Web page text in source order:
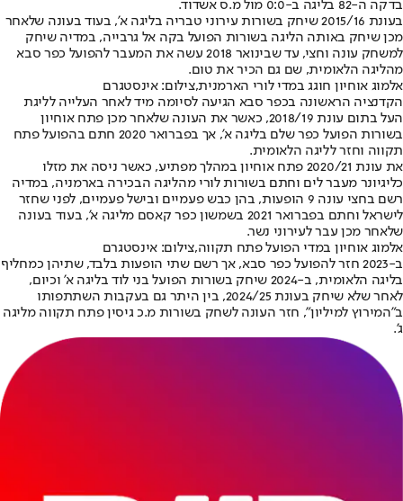
בדקה ה-82 בליגה ב-0:0 מול מ.ס אשדוד.
בעונת 2015/16 שיחק בשורות עירוני טבריה בליגה א', בעוד בעונה שלאחר
מכן שיחק באותה הליגה בשורות הפועל בקה אל גרבייה, במדיה שיחק
למשחק עונה וחצי, עד שבינואר 2018 עשה את המעבר להפועל כפר סבא
מהליגה הלאומית, שם גם הכיר את טום.
אלמוג אוחיון חוגג במדי לורי הארמנית,צילום: אינסטגרם
הקדנציה הראשונה בכפר סבא הגיעה לסיומה מיד לאחר העלייה לליגת
העל בתום עונת 2018/19, כאשר את העונה שלאחר מכן פתח אוחיון
בשורות הפועל כפר שלם בליגה א', אך בפברואר 2020 חתם בהפועל פתח
תקווה וחזר לליגה הלאומית.
את עונת 2020/21 פתח אוחיון במהלך מפתיע, כאשר ניסה את מזלו
כליגיונר מעבר לים וחתם בשורות לורי מהליגה הבכירה בארמניה, במדיה
רשם בחצי עונה 9 הופעות, בהן כבש פעמיים ובישל פעמיים, לפני שחזר
לישראל וחתם בפברואר 2021 בשמשון כפר קאסם מליגה א', בעוד בעונה
שלאחר מכן עבר לעירוני נשר.
אלמוג אוחיון במדי הפועל פתח תקווה,צילום: אינסטגרם
ב-2023 חזר להפועל כפר סבא, אך רשם שתי הופעות בלבד, שתיהן כמחליף
בליגה הלאומית, ב-2024 שיחק בשורות הפועל בני לוד בליגה א' וכיום,
לאחר שלא שיחק בעונת 2024/25, בין היתר גם בעקבות השתתפותו
ב"המירוץ למיליון", חזר העונה לשחק בשורות מ.כ גיסין פתח תקווה מליגה
ג'.